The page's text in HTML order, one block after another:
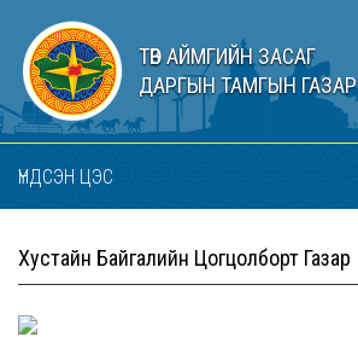
ТӨВ АЙМГИЙН ЗАСАГ
ДАРГЫН ТАМГЫН ГАЗАР
ҮНДСЭН ЦЭС
Хустайн Байгалийн Цогцолборт Газар